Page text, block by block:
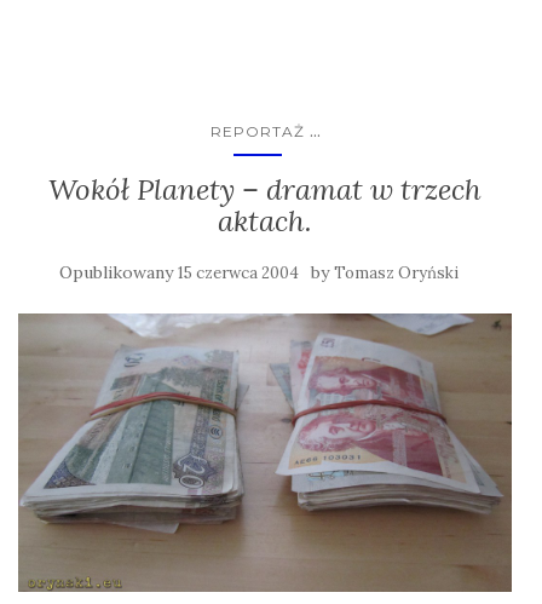
REPORTAŻ ...
Wokół Planety – dramat w trzech
aktach.
Opublikowany15 czerwca 2004 byTomasz Oryński